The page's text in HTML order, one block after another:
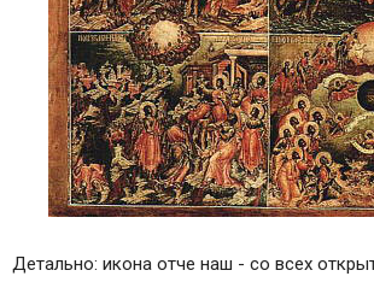
Детально: икона отче наш - со всех